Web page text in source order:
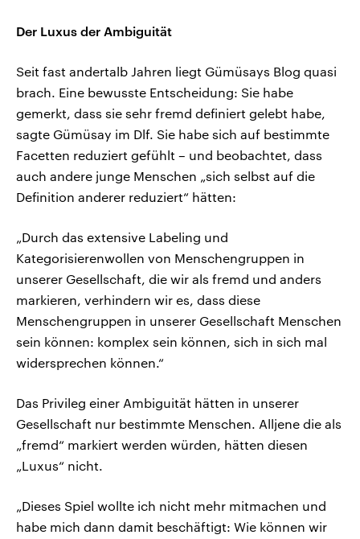
Der Luxus der Ambiguität
Seit fast andertalb Jahren liegt Gümüsays Blog quasi
brach. Eine bewusste Entscheidung: Sie habe
gemerkt, dass sie sehr fremd definiert gelebt habe,
sagte Gümüsay im Dlf. Sie habe sich auf bestimmte
Facetten reduziert gefühlt – und beobachtet, dass
auch andere junge Menschen „sich selbst auf die
Definition anderer reduziert“ hätten:
„Durch das extensive Labeling und
Kategorisierenwollen von Menschengruppen in
unserer Gesellschaft, die wir als fremd und anders
markieren, verhindern wir es, dass diese
Menschengruppen in unserer Gesellschaft Menschen
sein können: komplex sein können, sich in sich mal
widersprechen können.“
Das Privileg einer Ambiguität hätten in unserer
Gesellschaft nur bestimmte Menschen. Alljene die als
„fremd“ markiert werden würden, hätten diesen
„Luxus“ nicht.
„Dieses Spiel wollte ich nicht mehr mitmachen und
habe mich dann damit beschäftigt: Wie können wir